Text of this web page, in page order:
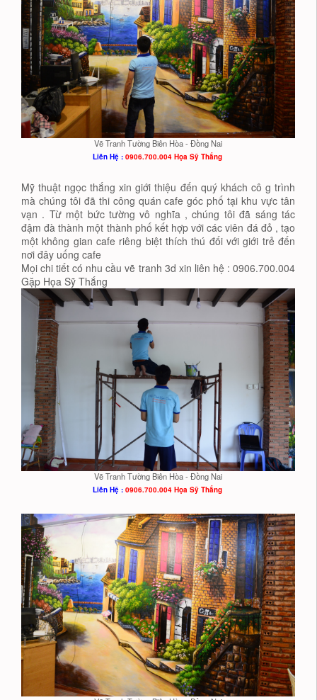
Vẽ Tranh Tường Biên Hòa - Đồng Nai
Liên Hệ : 0906.700.004 Họa Sỹ Thắng
Mỹ thuật ngọc thắng xin giới thiệu đến quý khách cô g trình
mà chúng tôi đã thi công quán cafe góc phố tại khu vực tân
vạn . Từ một bức tường vô nghĩa , chúng tôi đã sáng tác
đậm đà thành một thành phố kết hợp với các viên đá đỏ , tạo
một không gian cafe riêng biệt thích thú đối với giới trẻ đến
nơi đây uống cafe
Mọi chi tiết có nhu cầu vẽ tranh 3d xin liên hệ : 0906.700.004
Gặp Họa Sỹ Thắng
Vẽ Tranh Tường Biên Hòa - Đồng Nai
Liên Hệ : 0906.700.004 Họa Sỹ Thắng